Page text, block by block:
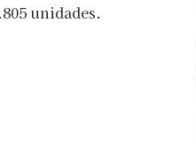
unidades.